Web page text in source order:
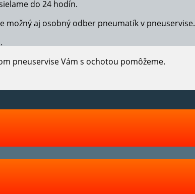
do 24 hodín.
možný aj osobný odber pneumatík v pneuservise.
pneuservise Vám s ochotou pomôžeme.